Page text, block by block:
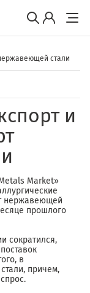
стали
и
Market»
нержавеющей
прошлого
сократился,
в
причем,